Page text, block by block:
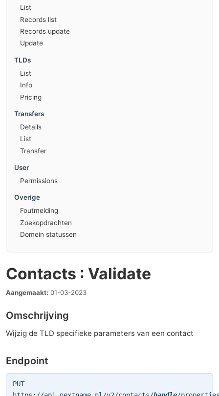
List
Records list
Records update
Update
TLDs
List
Info
Pricing
Transfers
Details
List
Transfer
User
Permissions
Overige
Foutmelding
Zoekopdrachten
Domein statussen
Contacts : Validate
Aangemaakt: 01-03-2023
Omschrijving
Wijzig de TLD specifieke parameters van een contact
Endpoint
PUT